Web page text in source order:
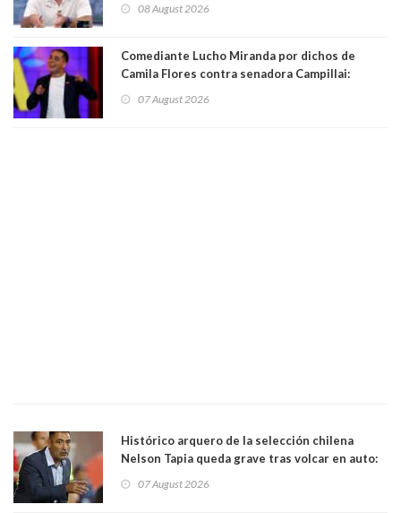
08 August 2026
Comediante Lucho Miranda por dichos de
Camila Flores contra senadora Campillai:
forma de quitar dignidad"
07 August 2026
Histórico arquero de la selección chilena
Nelson Tapia queda grave tras volcar en auto:
07 August 2026